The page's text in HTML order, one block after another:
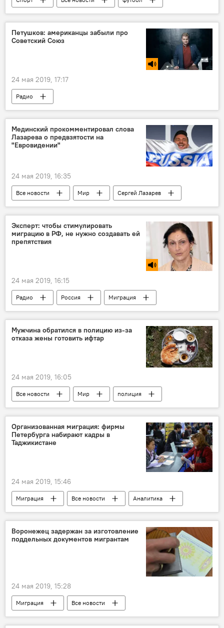
Таджикистан: свежие новости спорта
Петушков: американцы забыли про
Советский Союз
24 мая 2019, 17:17
Радио
Мединский прокомментировал слова
Лазарева о предвзятости на
"Евровидении"
24 мая 2019, 16:35
Все новости Мир
Сергей Лазарев
Евровидение - 2022: все выступления и результаты
Эксперт: чтобы стимулировать
миграцию в РФ, не нужно создавать ей
препятствия
24 мая 2019, 16:15
Радио Россия Миграция
Мужчина обратился в полицию из-за
отказа жены готовить ифтар
24 мая 2019, 16:05
Все новости Мир полиция
Организованная миграция: фирмы
Петербурга набирают кадры в
Таджикистане
24 мая 2019, 15:46
Миграция Все новости
Аналитика
Новости мигрантов из Центральной Азии в России
Таджикистан
Воронежец задержан за изготовление
поддельных документов мигрантам
24 мая 2019, 15:28
Миграция
Все новости
Новости мигрантов из Центральной Азии в России